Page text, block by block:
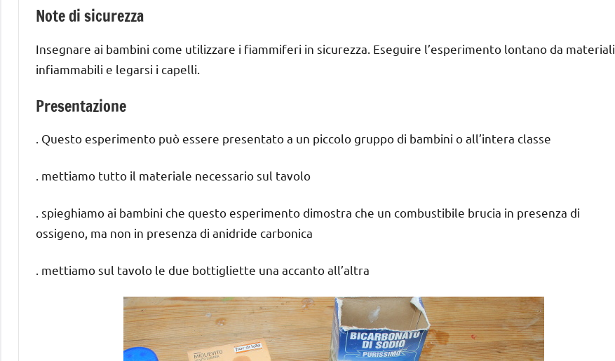
Note di sicurezza
Insegnare ai bambini come utilizzare i fiammiferi in sicurezza. Eseguire l’esperimento lontano da materiali
infiammabili e legarsi i capelli.
Presentazione
. Questo esperimento può essere presentato a un piccolo gruppo di bambini o all’intera classe
. mettiamo tutto il materiale necessario sul tavolo
. spieghiamo ai bambini che questo esperimento dimostra che un combustibile brucia in presenza di
ossigeno, ma non in presenza di anidride carbonica
. mettiamo sul tavolo le due bottigliette una accanto all’altra